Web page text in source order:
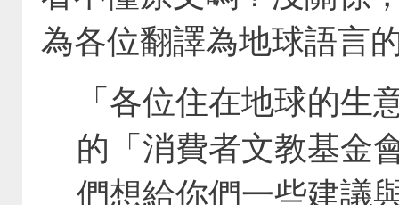
為各位翻譯為地球語言
「各位住在地球的
的「消費者文教基金
們想給你們一些建議